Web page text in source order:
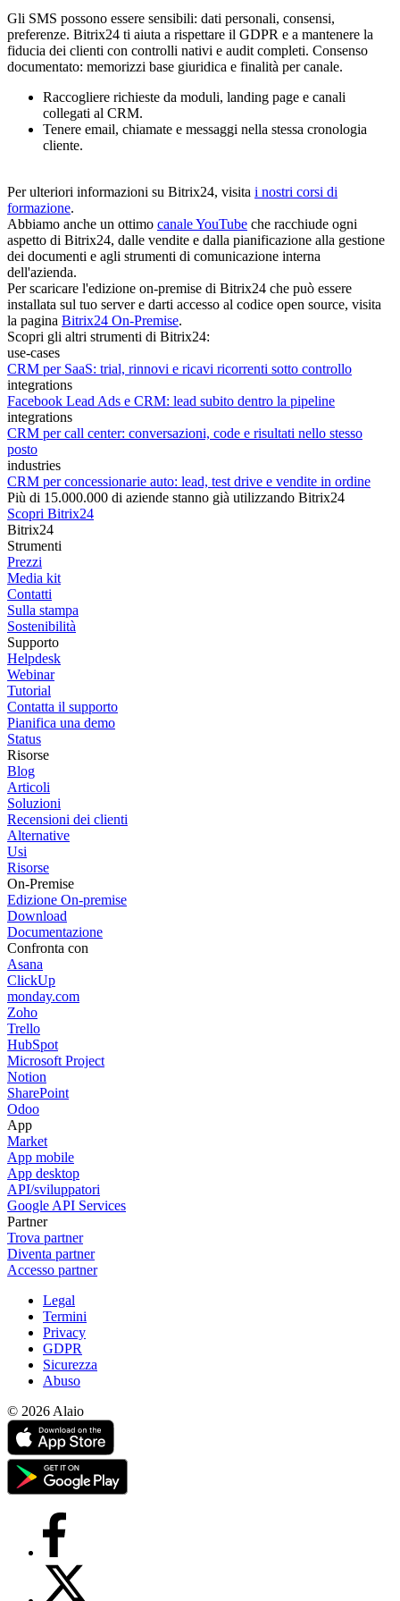
Gli SMS possono essere sensibili: dati personali, consensi,
preferenze. Bitrix24 ti aiuta a rispettare il GDPR e a mantenere la
fiducia dei clienti con controlli nativi e audit completi. Consenso
documentato: memorizzi base giuridica e finalità per canale.
Raccogliere richieste da moduli, landing page e canali
collegati al CRM.
Tenere email, chiamate e messaggi nella stessa cronologia
cliente.
Per ulteriori informazioni su Bitrix24, visita i nostri corsi di
formazione.
Abbiamo anche un ottimo canale YouTube che racchiude ogni
aspetto di Bitrix24, dalle vendite e dalla pianificazione alla gestione
dei documenti e agli strumenti di comunicazione interna
dell'azienda.
Per scaricare l'edizione on-premise di Bitrix24 che può essere
installata sul tuo server e darti accesso al codice open source, visita
la pagina Bitrix24 On-Premise.
Scopri gli altri strumenti di Bitrix24:
use-cases
CRM per SaaS: trial, rinnovi e ricavi ricorrenti sotto controllo
integrations
Facebook Lead Ads e CRM: lead subito dentro la pipeline
integrations
CRM per call center: conversazioni, code e risultati nello stesso
posto
industries
CRM per concessionarie auto: lead, test drive e vendite in ordine
Più di 15.000.000 di aziende stanno già utilizzando Bitrix24
Scopri Bitrix24
Bitrix24
Strumenti
Prezzi
Media kit
Contatti
Sulla stampa
Sostenibilità
Supporto
Helpdesk
Webinar
Tutorial
Contatta il supporto
Pianifica una demo
Status
Risorse
Blog
Articoli
Soluzioni
Recensioni dei clienti
Alternative
Usi
Risorse
On-Premise
Edizione On-premise
Download
Documentazione
Confronta con
Asana
ClickUp
monday.com
Zoho
Trello
HubSpot
Microsoft Project
Notion
SharePoint
Odoo
App
Market
App mobile
App desktop
API/sviluppatori
Google API Services
Partner
Trova partner
Diventa partner
Accesso partner
Legal
Termini
Privacy
GDPR
Sicurezza
Abuso
© 2026 Alaio